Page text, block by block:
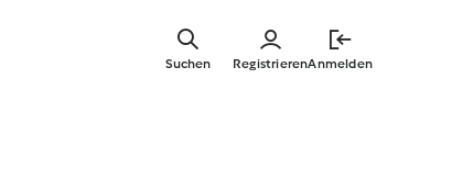
springen
RegistrierenAnmelden
Suchen